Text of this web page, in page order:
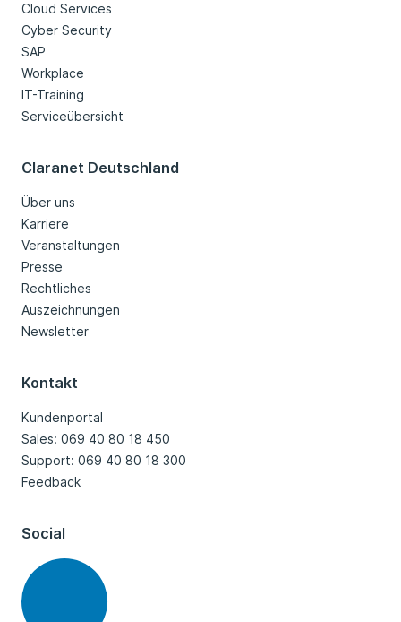
Cloud Services
Cyber Security
SAP
Workplace
IT-Training
Serviceübersicht
Claranet Deutschland
Über uns
Karriere
Veranstaltungen
Presse
Rechtliches
Auszeichnungen
Newsletter
Kontakt
Kundenportal
Sales: 069 40 80 18 450
Support: 069 40 80 18 300
Feedback
Social